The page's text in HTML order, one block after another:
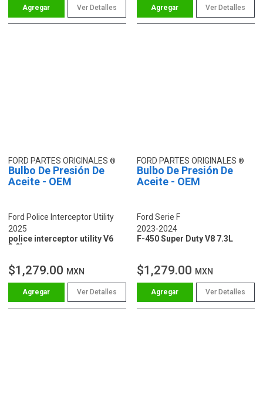
Ver Detalles Ver Detalles
FORD PARTES ORIGINALES
Bulbo De Presión De
Aceite - OEM
Ford Police Interceptor Utility
2025
police interceptor utility V6
3.0L
$1,279.00 MXN
Ver Detalles
FORD PARTES ORIGINALES
Bulbo De Presión De
Aceite - OEM
Ford Serie F
2023-2024
F-450 Super Duty V8 7.3L
$1,279.00 MXN
Ver Detalles